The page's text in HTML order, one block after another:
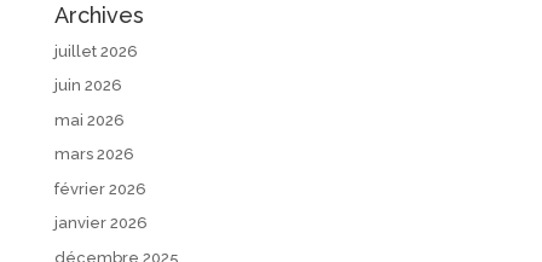
Archives
juillet 2026
juin 2026
mai 2026
mars 2026
février 2026
janvier 2026
décembre 2025